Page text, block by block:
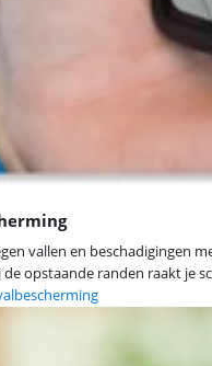
vallen en beschadigingen
opstaande randen raakt je